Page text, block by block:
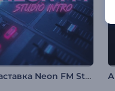
Заставка Neon FM Studio